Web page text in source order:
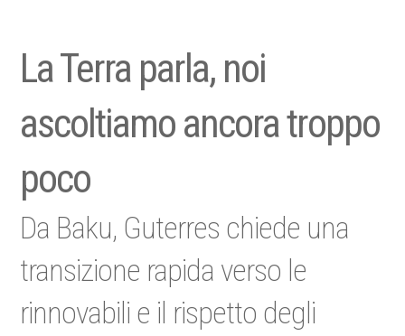
La Terra parla, noi
ascoltiamo ancora troppo
poco
Da Baku, Guterres chiede una
transizione rapida verso le
rinnovabili e il rispetto degli